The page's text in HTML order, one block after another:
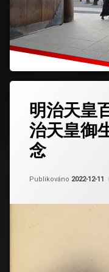
明治天皇
治天皇御
念
Publikováno 2022-12-11